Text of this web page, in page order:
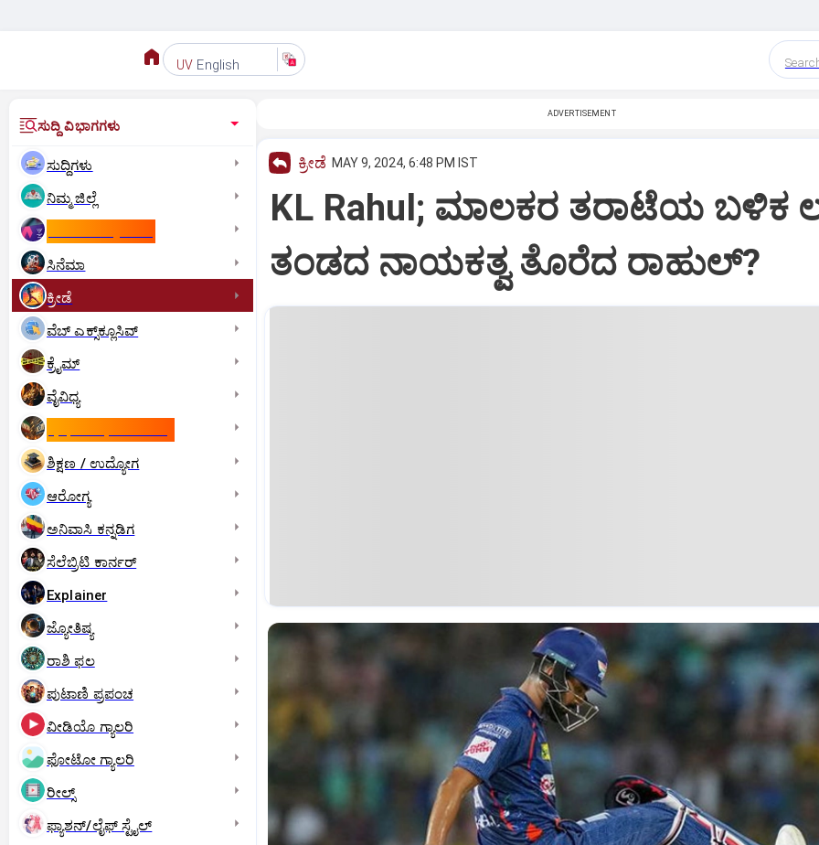
UV English
ಸುದ್ದಿ ವಿಭಾಗಗಳು
ಸುದ್ದಿಗಳು
ನಿಮ್ಮ ಜಿಲ್ಲೆ
ಸಿನೆಮಾ
ಕ್ರೀಡೆ
ವೆಬ್ ಎಕ್ಸ್‌ಕ್ಲೂಸಿವ್
ಕ್ರೈಮ್
ವೈವಿಧ್ಯ
ಶಿಕ್ಷಣ / ಉದ್ಯೋಗ
ಆರೋಗ್ಯ
ಅನಿವಾಸಿ ಕನ್ನಡಿಗ
ಸೆಲೆಬ್ರಿಟಿ ಕಾರ್ನರ್‌
Explainer
ಜ್ಯೋತಿಷ್ಯ
ರಾಶಿ ಫಲ
ಪುಟಾಣಿ ಪ್ರಪಂಚ
ವೀಡಿಯೊ ಗ್ಯಾಲರಿ
ಫೋಟೋ ಗ್ಯಾಲರಿ
ರೀಲ್ಸ್
ಫ್ಯಾಶನ್/ಲೈಫ್‌ ಸ್ಟೈಲ್
ADVERTISEMENT
ಕ್ರೀಡೆ MAY 9, 2024, 6:48 PM IST
KL Rahul; ಮಾಲಕರ ತರಾಟೆಯ ಬಳಿಕ
ತಂಡದ ನಾಯಕತ್ವ ತೊರೆದ ರಾಹುಲ್?